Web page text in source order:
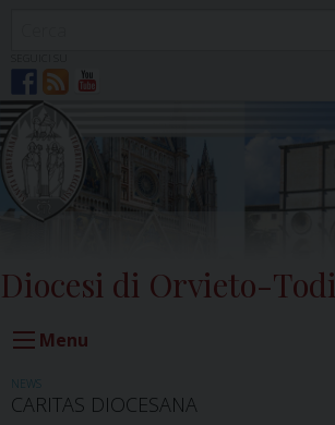
Diocesi di Orvieto-Todi
Menu
NEWS
CARITAS DIOCESANA